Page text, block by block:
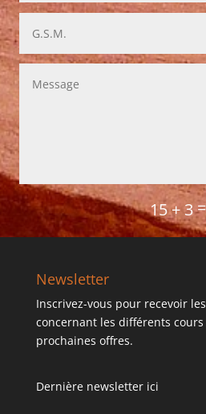
15 + 3=
Newsletter
Inscrivez-vous pour recevoir
concernant les différents
prochaines offres.
Dernière newsletter ici